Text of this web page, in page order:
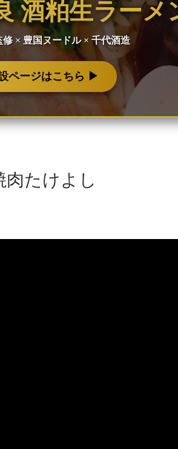
酒粕生ラーメ
修 × 豊国ヌードル × 千代酒造
ページはこちら ▶︎
たけよし